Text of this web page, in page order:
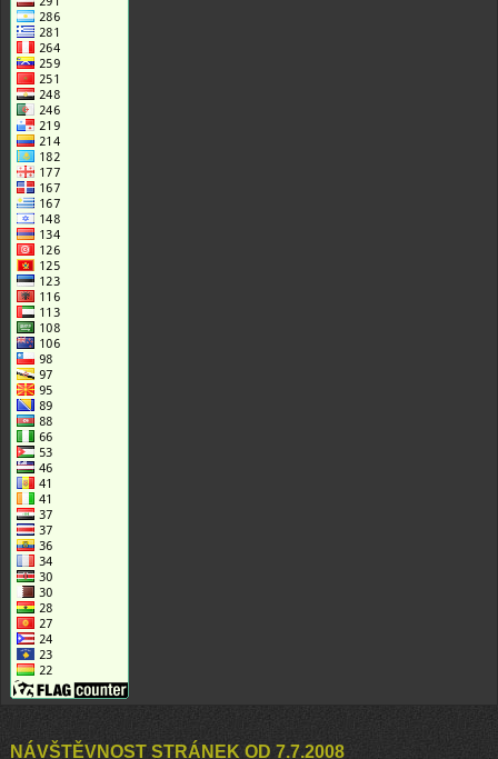
NÁVŠTĚVNOST STRÁNEK OD 7.7.2008